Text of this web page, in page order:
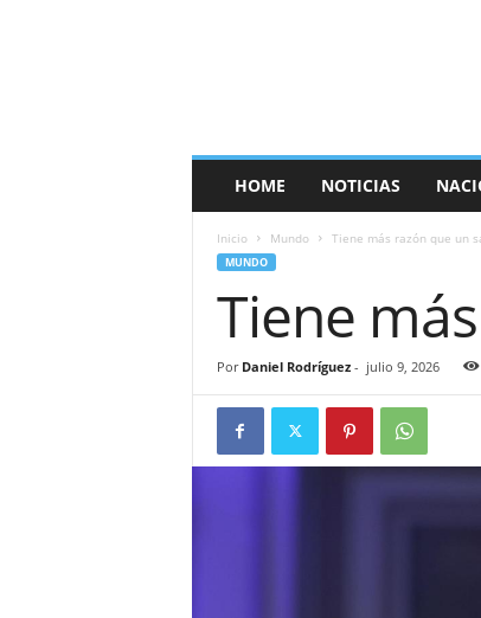
HOME NOTICIAS
Inicio Mundo Tiene más razón que un
MUNDO
Tiene
Por Daniel Rodríguez- julio 9, 2026